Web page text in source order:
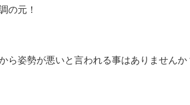
の元！
ら姿勢が悪いと言われる事はありませんか